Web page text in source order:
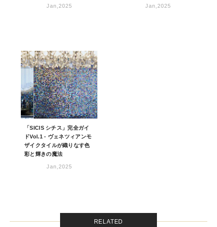
Jan,2025 Jan,2025
「SICIS シチス」完全ガイ
ドVol.1 - ヴェネツィアンモ
ザイクタイルが織りなす色
彩と輝きの魔法
Jan,2025
RELATED